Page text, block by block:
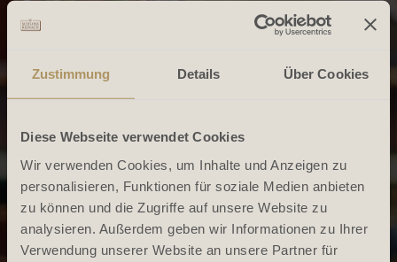
Zustimmung Details Über Cookies
Diese Webseite verwendet Cookies
Wir verwenden Cookies, um Inhalte und Anzeigen zu
personalisieren, Funktionen für soziale Medien anbieten
zu können und die Zugriffe auf unsere Website zu
analysieren. Außerdem geben wir Informationen zu Ihrer
Verwendung unserer Website an unsere Partner für